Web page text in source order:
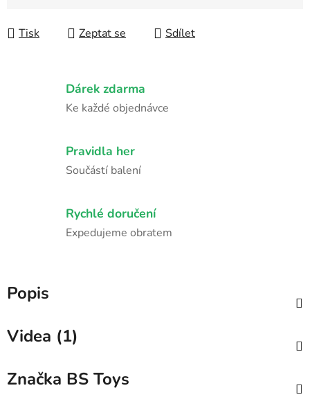
Tisk Zeptat se Sdílet
Dárek zdarma
Ke každé objednávce
Pravidla her
Součástí balení
Rychlé doručení
Expedujeme obratem
Popis
Videa (1)
Značka BS Toys